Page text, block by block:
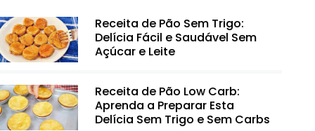
Receita de Pão Sem Trigo:
Delícia Fácil e Saudável Sem
Açúcar e Leite
Receita de Pão Low Carb:
Aprenda a Preparar Esta
Delícia Sem Trigo e Sem Carbs